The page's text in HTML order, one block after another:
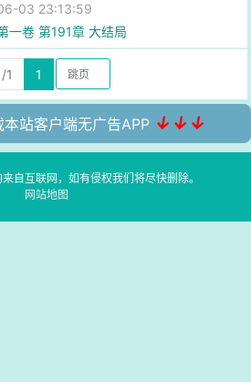
03 23:13:59
一卷 第191章 大结局
1 1
站客户端无广告APP ↓↓↓
自互联网，如有侵权我们将尽快删除。
网站地图